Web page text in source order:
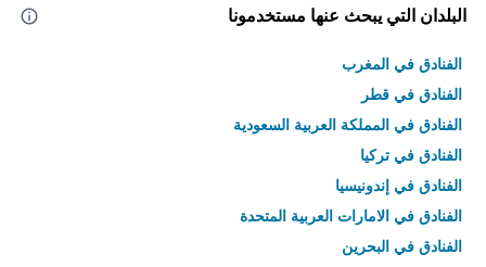
البلدان التي يبحث عنها مستخدمونا
الفنادق في المغرب
الفنادق في قطر
الفنادق في المملكة العربية السعودية
الفنادق في تركيا
الفنادق في إندونيسيا
الفنادق في الامارات العربية المتحدة
الفنادق في البحرين